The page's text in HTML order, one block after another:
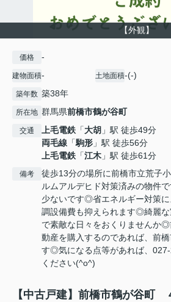
【外観】
価格 -
建物面積- 土地面積-(-)
築年数 築38年
所在地 群馬県前橋市鶴が谷町
交通 上毛電鉄 「大胡 」駅 徒歩49分
両毛線 「駒形 」駅 徒歩56分
上毛電鉄 「江木 」駅 徒歩61分
備考
徒歩13分の場所に前橋市立荒子
ルムアルデヒド対策済みの物件
少ないです◎省エネルギー対策
調設備費も抑えられます◎綺麗
で素敵な日々をおくりませんか
動産を購入するのであれば、前
す◎気になる点等があれば、
ください(^o^)
【中古戸建】前橋市鶴が谷町